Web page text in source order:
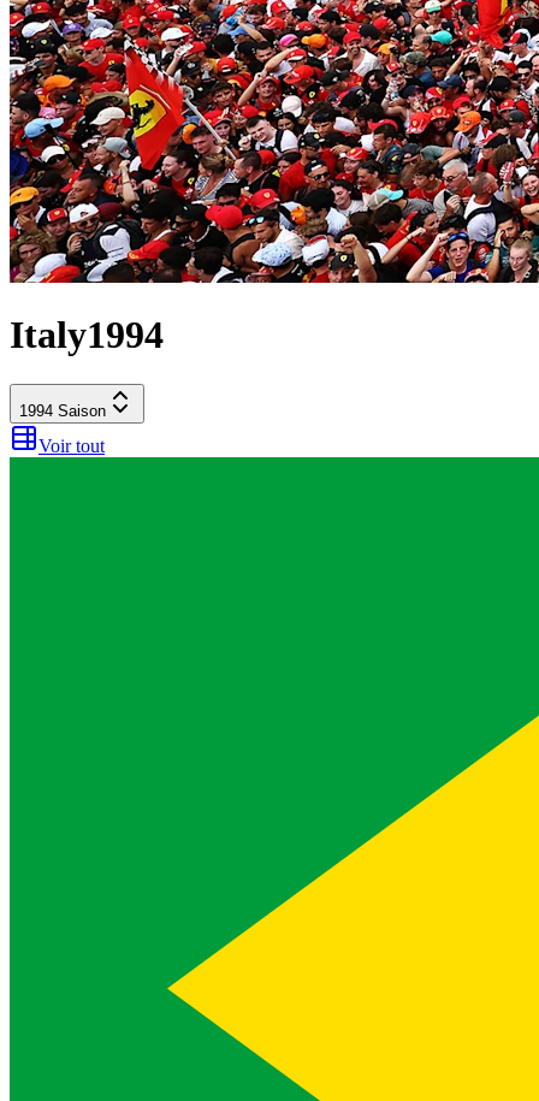
Italy1994
1994 Saison
Voir tout